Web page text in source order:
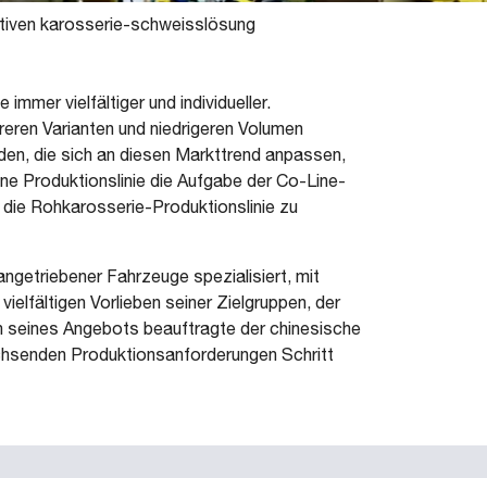
karosserie-schweisslösung
vielfältiger und individueller.
Varianten und niedrigeren Volumen
die sich an diesen Markttrend anpassen,
Produktionslinie die Aufgabe der Co-Line-
Rohkarosserie-Produktionslinie zu
Fahrzeuge spezialisiert, mit
Vorlieben seiner Zielgruppen, der
Angebots beauftragte der chinesische
Produktionsanforderungen Schritt